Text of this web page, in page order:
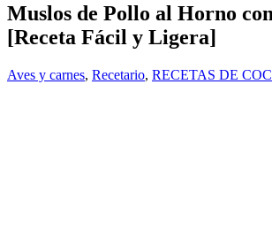
Muslos de Pollo al Horno
[Receta Fácil y Ligera]
Aves y carnes, Recetario, RECETAS DE